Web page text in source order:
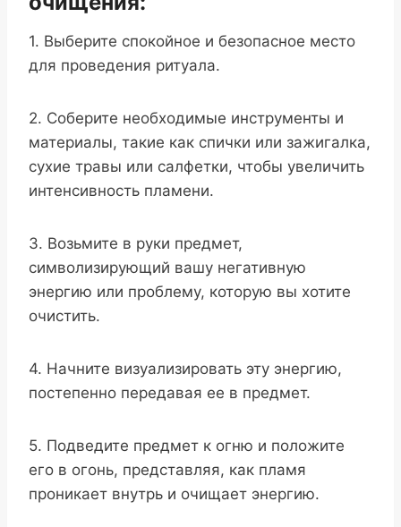
1. Выберите спокойное и безопасное место
для проведения ритуала.
2. Соберите необходимые инструменты и
материалы, такие как спички или зажигалка,
сухие травы или салфетки, чтобы увеличить
интенсивность пламени.
3. Возьмите в руки предмет,
символизирующий вашу негативную
энергию или проблему, которую вы хотите
очистить.
4. Начните визуализировать эту энергию,
постепенно передавая ее в предмет.
5. Подведите предмет к огню и положите
его в огонь, представляя, как пламя
проникает внутрь и очищает энергию.